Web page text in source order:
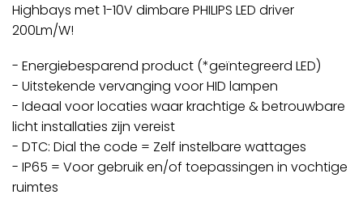
Highbays met 1-10V dimbare PHILIPS LED driver
200Lm/W!
- Energiebesparend product (*geïntegreerd LED)
- Uitstekende vervanging voor HID lampen
- Ideaal voor locaties waar krachtige & betrouwbare
licht installaties zijn vereist
- DTC: Dial the code = Zelf instelbare wattages
- IP65 = Voor gebruik en/of toepassingen in vochtige
ruimtes